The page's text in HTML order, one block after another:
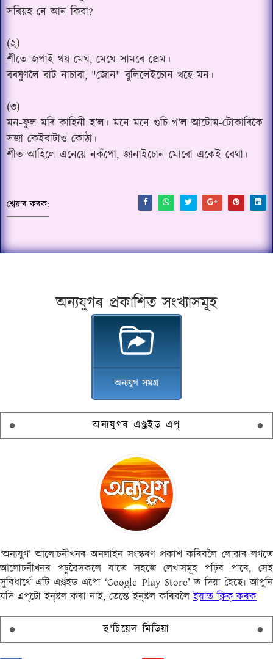
সৰিয়হ নে আন কিবা?
(২)
শীতে জপাই থয় মেঘ, মেঘে সামৰে প্ৰেম।
বৰষুণলৈ বাট নাচাবা, "জোন" বুলিলেইচোন খহে মন।
(৩)
মন-ফুল মৰি কাহিনী হ’ল। মনে মনে গুচি গ’ল আটোম-টোকাৰিকৈ
সজা কেইবাটাও কোঠা।
শীত আহিলে এনেয়ে নকঁপো, জানাইচোন মোৰো একেই বেথা।
শ্বেয়াৰ কৰক:
অন্যযুগৰ প্ৰকাশিত সংখ্যাসমূহ
অন্যযুগ সমগ্ৰ
অন্যযুগৰ এণ্ড্ৰইড এপ্
‘অন্যযুগ’ আলোচনীখনৰ অনলাইন সংস্কৰণ প্ৰকাশ কৰিবলৈ লোৱাৰ লগতে
আলোচনীখনৰ পঢ়ুৱৈসকলে যাতে সহজে লেখাসমূহ পঢ়িব পাৰে, সেই
সুবিধাৰ্থে এটি এণ্ড্ৰইড এপো ‘Google Play Store’-ত দিয়া হৈছে৷ আপুনি
যদি এপ্‌টো ইন্‌ষ্টল কৰা নাই, তেন্তে ইন্‌ষ্টল কৰিবলৈইয়াত ক্লিক্ কৰক
ছ'চিয়েল মিডিয়া